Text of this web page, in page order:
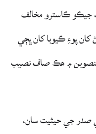
جيڪو ڪاسترو مخالف
پوءِ ڪيوبا کان ڀڄي
منصوبن ۾ هڪ صاف نصيب
جي حيثيت سان،